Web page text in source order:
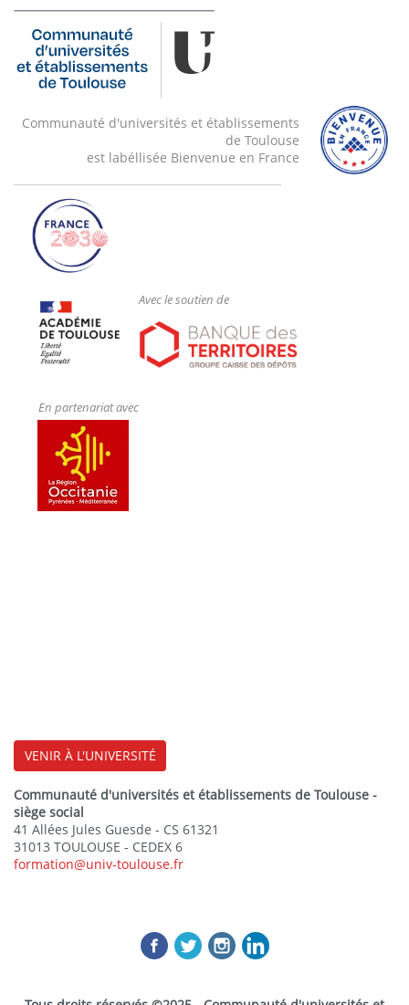
Communauté d'universités et établissements
de Toulouse
est labéllisée Bienvenue en France
Avec le soutien de
En partenariat avec
VENIR À L'UNIVERSITÉ
Communauté d'universités et établissements de Toulouse -
siège social
41 Allées Jules Guesde - CS 61321
31013 TOULOUSE - CEDEX 6
formation@univ-toulouse.fr